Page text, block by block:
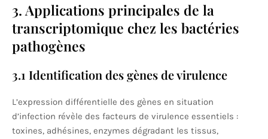
3. Applications principales de la
transcriptomique chez les bactéries
pathogènes
3.1 Identification des gènes de virulence
L’expression différentielle des gènes en situation
d’infection révèle des facteurs de virulence essentiels :
toxines, adhésines, enzymes dégradant les tissus,